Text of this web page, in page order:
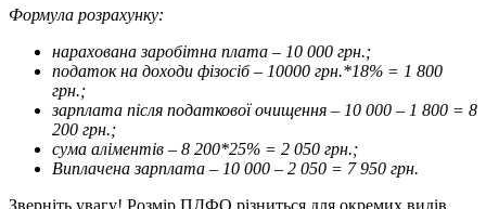
Формула розрахунку:
нарахована заробітна плата – 10 000 грн.;
податок на доходи фізосіб – 10000 грн.*18% = 1 800
грн.;
зарплата після податкової очищення – 10 000 – 1 800 = 8
200 грн.;
сума аліментів – 8 200*25% = 2 050 грн.;
Виплачена зарплата – 10 000 – 2 050 = 7 950 грн.